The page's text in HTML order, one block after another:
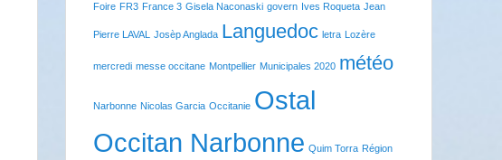
Foire FR3 France 3 Gisela Naconaski govern Ives Roqueta Jean
Pierre LAVAL Josèp Anglada Languedoc letra Lozère
mercredi messe occitane Montpellier Municipales 2020 météo
Narbonne Nicolas Garcia Occitanie Ostal
Occitan Narbonne Quim Torra Région